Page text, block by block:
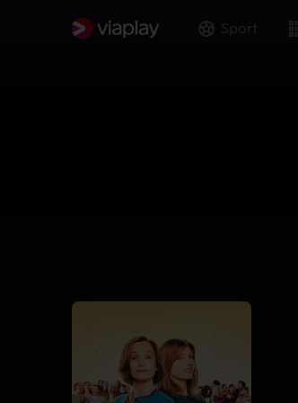
Sport